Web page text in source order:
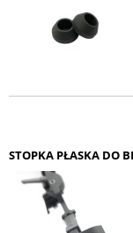
STOPKA PŁASKA DO